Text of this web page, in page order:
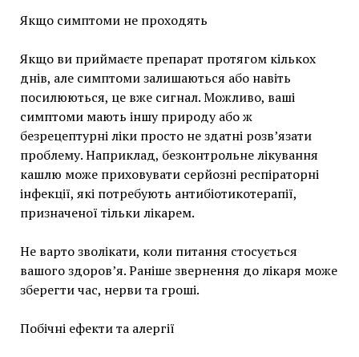
Якщо симптоми не проходять
Якщо ви приймаєте препарат протягом кількох
днів, але симптоми залишаються або навіть
посилюються, це вже сигнал. Можливо, ваші
симптоми мають іншу природу або ж
безрецептурні ліки просто не здатні розв’язати
проблему. Наприклад, безконтрольне лікування
кашлю може приховувати серйозні респіраторні
інфекції, які потребують антибіотикотерапії,
призначеної тільки лікарем.
Не варто зволікати, коли питання стосується
вашого здоров’я. Раніше звернення до лікаря може
зберегти час, нерви та гроші.
Побічні ефекти та алергії